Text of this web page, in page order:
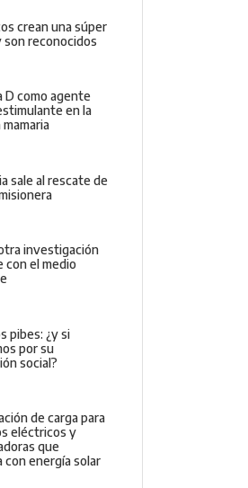
crean una súper
son reconocidos
D como agente
en la
sale al rescate de
investigación
con el medio
pibes: ¿y si
por su
social?
de carga para
eléctricos y
que
con energía solar